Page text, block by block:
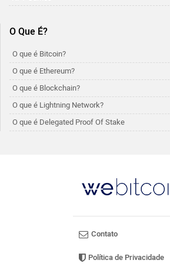
O Que É?
O que é Bitcoin?
O que é Ethereum?
O que é Blockchain?
O que é Lightning Network?
O que é Delegated Proof Of Stake
Contato
Política de Privacidade